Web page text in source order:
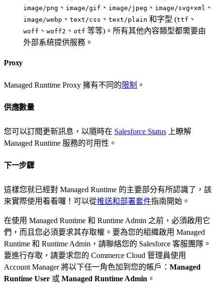
image/png 、 image/gif 、 image/jpeg 、 image/svg+xml 、
image/webp 、 text/css 、 text/plain 和字型 (ttf 、
woff 、 woff2 、 otf 等等)。所有其他內容類型都需要由
外部系統提供服務。
Proxy
Managed Runtime Proxy 擁有不同的 限制 。
供應數量
您可以訂閱更新訊息，以隨時在 Salesforce Status 上瞭解
Managed Runtime 服務的可用性。
下一步驟
這樣您就已經對 Managed Runtime 的主要部分有所認識了，該
來實際使用看看囉！可以從推送和部署套件指南開始。
在使用 Managed Runtime 和 Runtime Admin 之前，必須啟用它
們，而且您必須要求其存取權。要為您的組織啟用 Managed
Runtime 和 Runtime Admin，請聯絡您的 Salesforce 客服團隊。
要進行存取，請要求您的 Commerce Cloud 管理員使用
Account Manager 將以下任一角色加到您的帳戶： Managed
Runtime User 或 Managed Runtime Admin 。